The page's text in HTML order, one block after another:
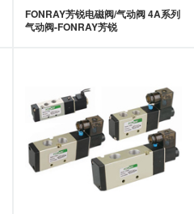
FONRAY芳锐电磁阀/气动阀 4A系列
气动阀-FONRAY芳锐